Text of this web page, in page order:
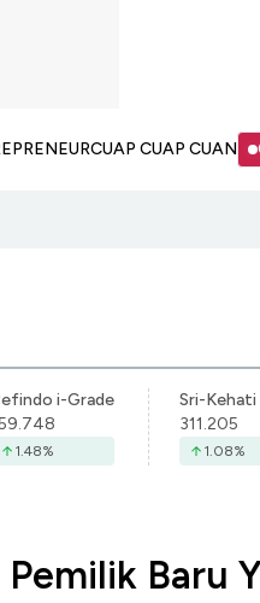
CUAP CUAP CUAN
i-Grade
1.48%
Sri-Kehati
311.205
1.08%
Baru